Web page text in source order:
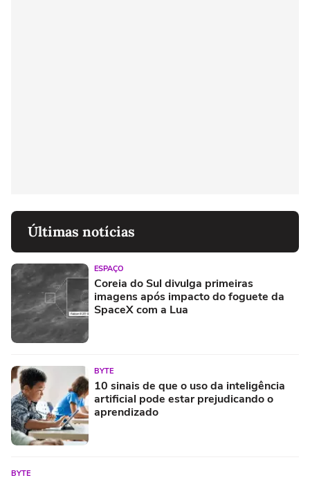
Últimas notícias
ESPAÇO
Coreia do Sul divulga primeiras
imagens após impacto do foguete da
SpaceX com a Lua
BYTE
10 sinais de que o uso da inteligência
artificial pode estar prejudicando o
aprendizado
BYTE